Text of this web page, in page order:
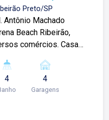
Preto/SP
Antônio Machado
Beach Ribeirão,
comércios. Casa
integrada à
à gás; -Piscina;
-Quintal; -
4 4
Garagens